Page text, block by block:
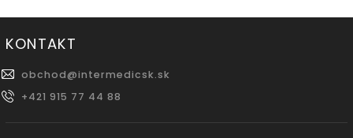
KONTAKT
obchod@intermedicsk.sk
+421 915 77 44 88